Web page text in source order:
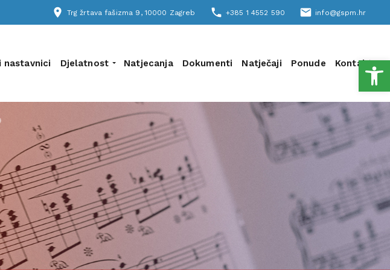
place Trg žrtava fašizma 9, 10000 Zagreb phone +385 1 4552 590 email info@gspm.hr
nastavnici Djelatnost Natjecanja Dokumenti Natječaji Ponude Kontakt